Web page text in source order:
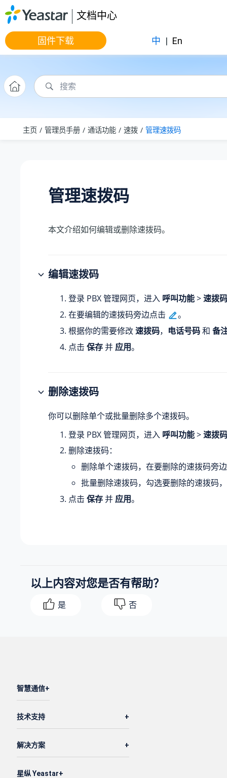
跳转到主要内容
文档中心
固件下载 中 | En
主页 管理员手册 通话功能 速拨 管理速拨码
管理速拨码
本文介绍如何编辑或删除速拨码。
编辑速拨码
登录 PBX 管理网页，进入 呼叫功能>速拨码
在要编辑的速拨码旁边点击
。
根据你的需要修改速拨码， 电话号码和 备
点击 保存并 应用。
删除速拨码
你可以删除单个或批量删除多个速拨码。
登录 PBX 管理网页，进入 呼叫功能>速拨码
删除速拨码：
删除单个速拨码，在要删除的速拨码旁
批量删除速拨码，勾选要删除的速拨码
点击 保存并 应用。
以上内容对您是否有帮助？
是 否
智慧通信
技术支持
解决方案
星纵 Yeastar